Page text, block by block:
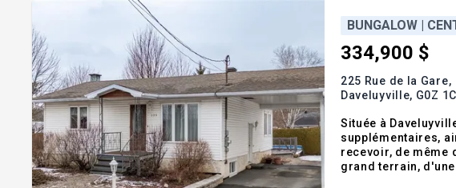
BUNGALOW |
334,900 $
225 Rue de la Gare,
Daveluyville, G0Z
Située à
supplémentaires,
recevoir, de même
grand terrain,